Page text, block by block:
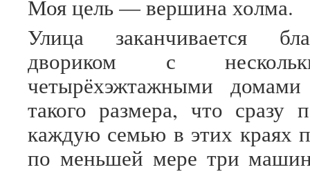
Моя цель — вершина холма.
Улица заканчивается
двориком с
четырёхэжтажными
такого размера, что
каждую семью в этих краях
по меньшей мере три